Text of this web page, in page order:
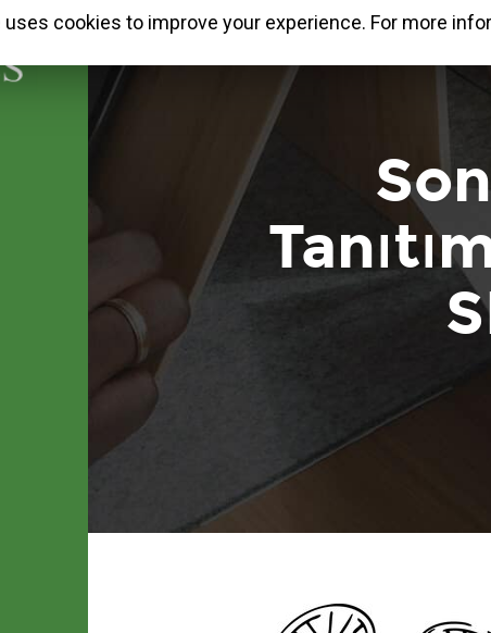
cookies to improve your experience. For more